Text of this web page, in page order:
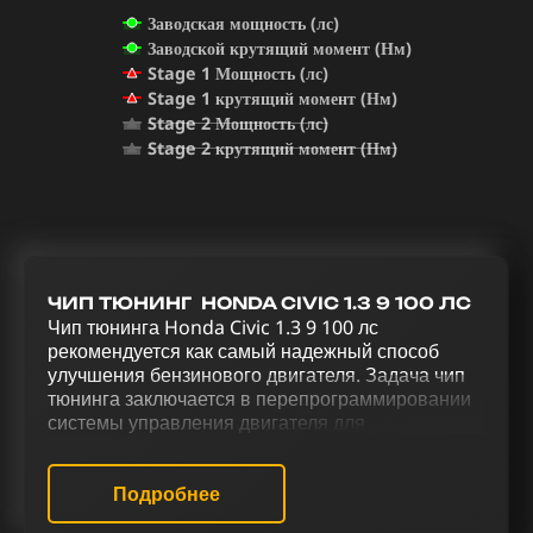
Заводская мощность (лс)
Заводской крутящий момент (Нм)
Stage 1 Мощность (лс)
Stage 1 крутящий момент (Нм)
Stage 2 Мощность (лс)
Stage 2 крутящий момент (Нм)
ЧИП ТЮНИНГ HONDA CIVIC 1.3 9 100 ЛС
Чип тюнинга Honda Civic 1.3 9 100 лс
рекомендуется как самый надежный способ
улучшения бензинового двигателя. Задача чип
тюнинга заключается в перепрограммировании
системы управления двигателя для
повышения мощности. Реализация
комплексного тюнинга для Honda Civic 1.3 9 100
лс, включающего чип тюнинг (stage 1 и stage 2),
Подробнее